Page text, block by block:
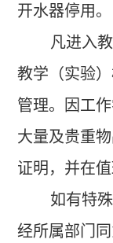
开水器停用。
凡进入
教学（实验
管理。因工
大量及贵重
证明，并在值
如有特
经所属部门